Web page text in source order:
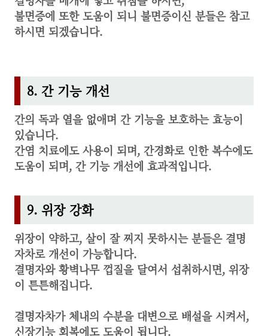
불면증에 또한 도움이 되니 불면증이신 분들은 참고
하시면 되겠습니다.
8. 간 기능 개선
간의 독과 열을 없애며 간 기능을 보호하는 효능이
있습니다.
간염 치료에도 사용이 되며, 간경화로 인한 복수에도
도움이 되며, 간 기능 개선에 효과적입니다.
9. 위장 강화
위장이 약하고, 살이 잘 찌지 못하시는 분들은 결명
자차로 개선이 가능합니다.
결명자와 황벽나무 껍질을 달여서 섭취하시면, 위장
이 튼튼해집니다.
결명자차가 체내의 수분을 대변으로 배설을 시켜서,
신장기능 회복에도 도움이 됩니다.